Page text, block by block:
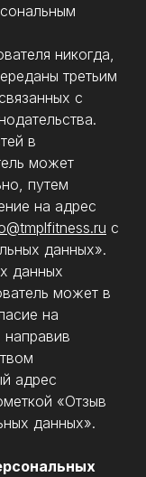
никогда,
третьим
с
в
может
путем
на адрес
с
данных».
данных
может в
на
адрес
«Отзыв
данных».